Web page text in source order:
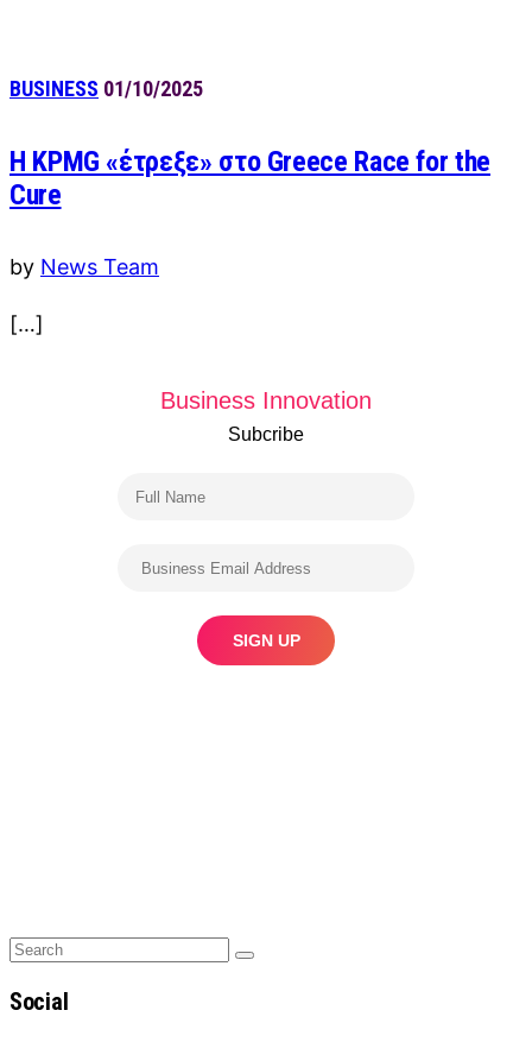
BUSINESS 01/10/2025
Η KPMG «έτρεξε» στο Greece Race for the
Cure
by News Team
[…]
Business Innovation
Subcribe
Search
Search
Social